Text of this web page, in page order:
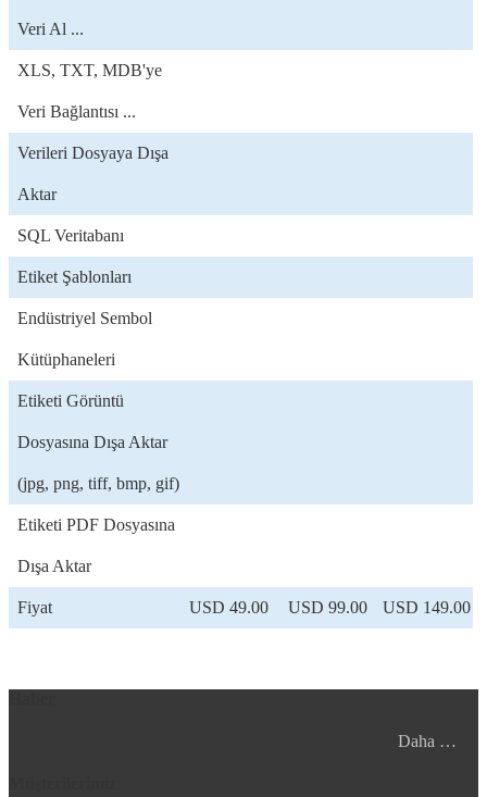
Veri Al ...
XLS, TXT, MDB'ye
Veri Bağlantısı ...
Verileri Dosyaya Dışa
Aktar
SQL Veritabanı
Etiket Şablonları
Endüstriyel Sembol
Kütüphaneleri
Etiketi Görüntü
Dosyasına Dışa Aktar
(jpg, png, tiff, bmp, gif)
Etiketi PDF Dosyasına
Dışa Aktar
Fiyat USD 49.00 USD 99.00 USD 149.00
Daha …